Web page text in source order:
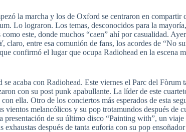
la marcha y los de Oxford se centraron en compartir
Lo lograron. Los temas, desconocidos para la
como este, donde muchos “caen” ahí por casualidad.
claro, entre esa comunión de fans, los acordes de “No
confirmó el lugar que ocupa Radiohead en la escena
acaba con Radiohead. Este viernes el Parc del
con su post punk apabullante. La líder de este
ella. Otro de los conciertos más esperados de esta
vientos melancólicos y su pop trotamundos después de
de su último disco “Painting with”, un
exhaustas después de tanta euforia con su pop